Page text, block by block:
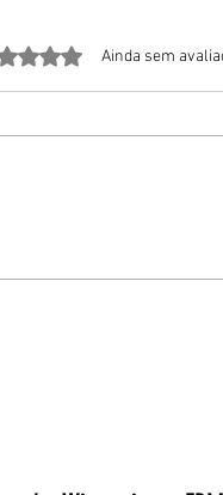
com 0 de 5
Ainda sem